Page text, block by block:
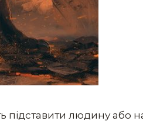
людину або